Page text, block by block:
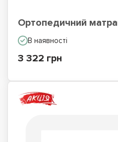
Ортопедичний
В наявності
3 322 грн